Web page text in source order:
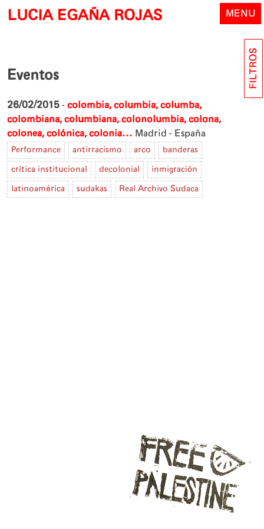
Skip
LUCIA EGAÑA ROJAS MENU
Eventos
26/02/2015 - colombia, columbia, columba,
colombiana, columbiana, colonolumbia, colona,
colonea, colónica, colonia... Madrid - España
Performance antirracismo arco banderas
crítica institucional decolonial inmigración
latinoamérica sudakas Real Archivo Sudaca
FILTROS